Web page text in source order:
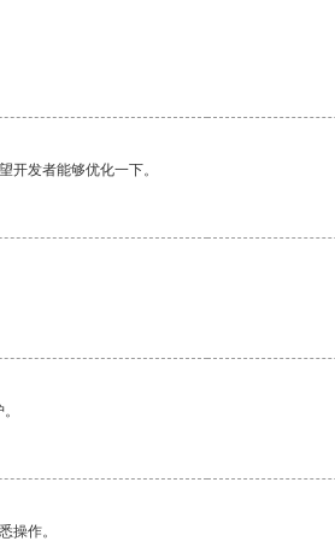
开发者能够优化一下。
操作。